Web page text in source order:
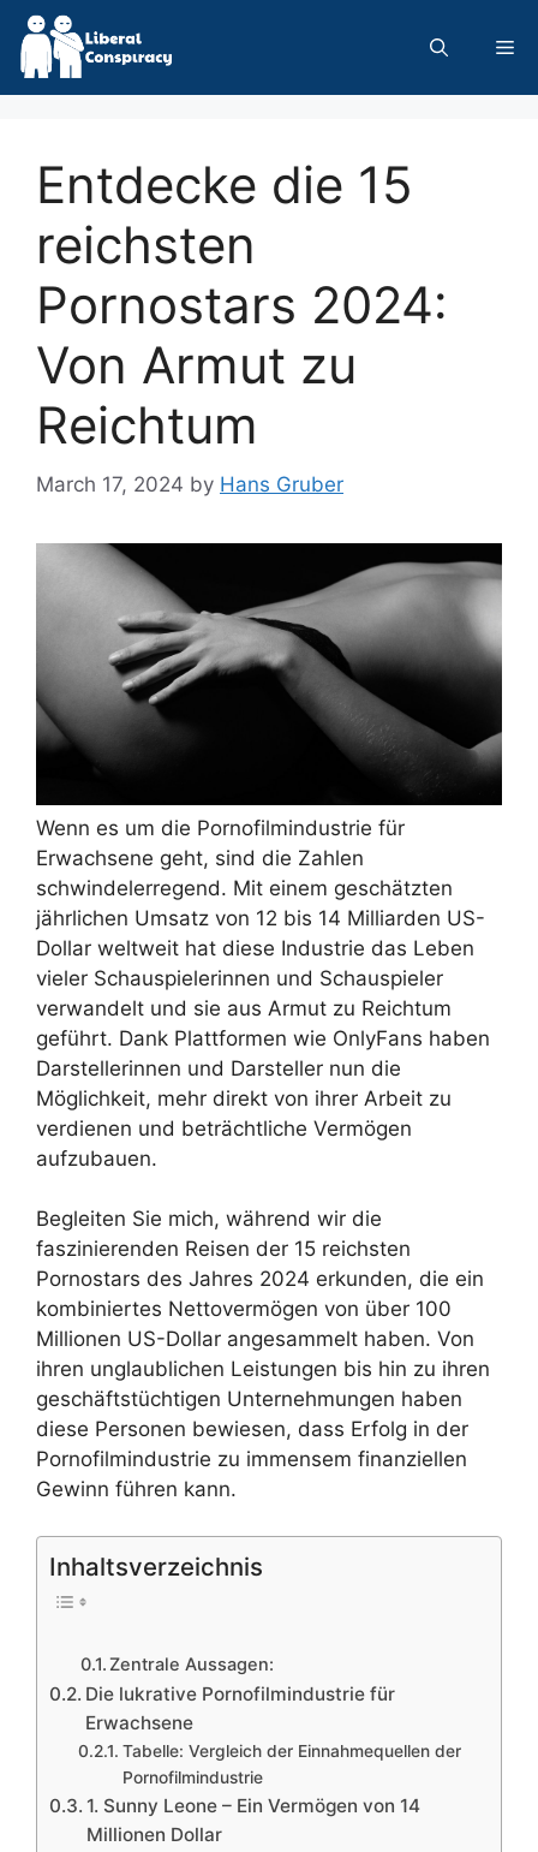
Skip
content
Entdecke die 15
reichsten
Pornostars 2024:
Von Armut zu
Reichtum
March 17, 2024 by Hans Gruber
Wenn es um die Pornofilmindustrie für
Erwachsene geht, sind die Zahlen
schwindelerregend. Mit einem geschätzten
jährlichen Umsatz von 12 bis 14 Milliarden US-
Dollar weltweit hat diese Industrie das Leben
vieler Schauspielerinnen und Schauspieler
verwandelt und sie aus Armut zu Reichtum
geführt. Dank Plattformen wie OnlyFans haben
Darstellerinnen und Darsteller nun die
Möglichkeit, mehr direkt von ihrer Arbeit zu
verdienen und beträchtliche Vermögen
aufzubauen.
Begleiten Sie mich, während wir die
faszinierenden Reisen der 15 reichsten
Pornostars des Jahres 2024 erkunden, die ein
kombiniertes Nettovermögen von über 100
Millionen US-Dollar angesammelt haben. Von
ihren unglaublichen Leistungen bis hin zu ihren
geschäftstüchtigen Unternehmungen haben
diese Personen bewiesen, dass Erfolg in der
Pornofilmindustrie zu immensem finanziellen
Gewinn führen kann.
Inhaltsverzeichnis
Zentrale Aussagen:
Die lukrative Pornofilmindustrie für
Erwachsene
Tabelle: Vergleich der Einnahmequellen der
Pornofilmindustrie
1. Sunny Leone – Ein Vermögen von 14
Millionen Dollar